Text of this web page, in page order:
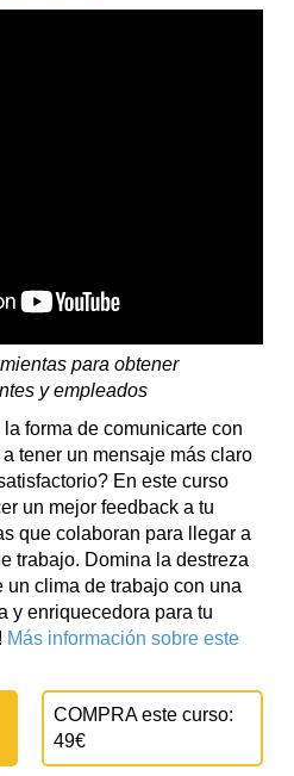
para obtener
y empleados
forma de comunicarte con
tener un mensaje más claro
En este curso
un mejor feedback a tu
que colaboran para llegar a
trabajo. Domina la destreza
un clima de trabajo con una
y enriquecedora para tu
Más información sobre este
COMPRA este curso:
49€